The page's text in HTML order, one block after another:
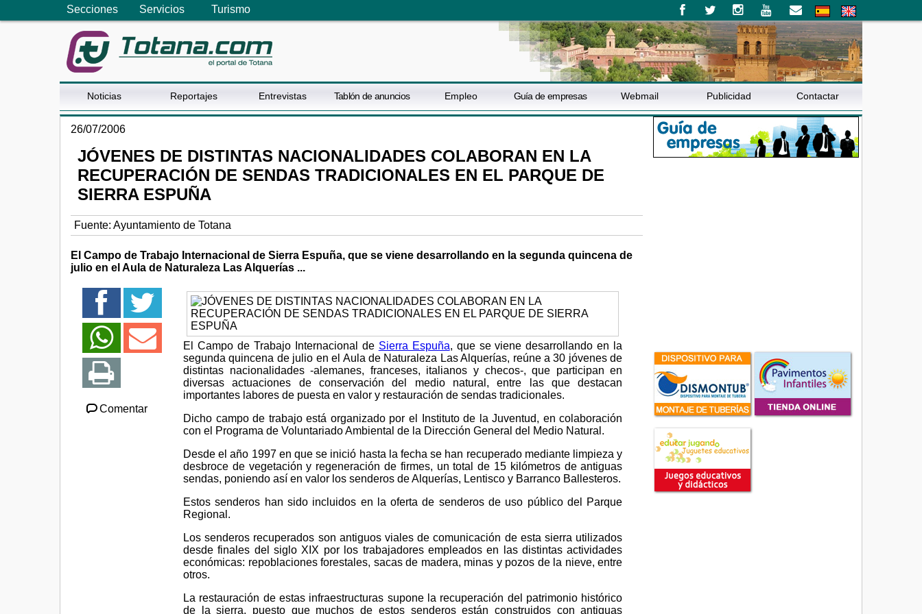
Secciones Servicios Turismo
Noticias Reportajes Entrevistas Tablón de anuncios Empleo Guía de empresas Webmail Publicidad Contactar
26/07/2006
JÓVENES DE DISTINTAS NACIONALIDADES COLABORAN EN LA
RECUPERACIÓN DE SENDAS TRADICIONALES EN EL PARQUE DE
SIERRA ESPUÑA
Fuente: Ayuntamiento de Totana
El Campo de Trabajo Internacional de Sierra Espuña, que se viene desarrollando en la segunda quincena de
julio en el Aula de Naturaleza Las Alquerías ...
Comentar
El Campo de Trabajo Internacional de Sierra Espuña, que se viene desarrollando en la
segunda quincena de julio en el Aula de Naturaleza Las Alquerías, reúne a 30 jóvenes de
distintas nacionalidades -alemanes, franceses, italianos y checos-, que participan en
diversas actuaciones de conservación del medio natural, entre las que destacan
importantes labores de puesta en valor y restauración de sendas tradicionales.
Dicho campo de trabajo está organizado por el Instituto de la Juventud, en colaboración
con el Programa de Voluntariado Ambiental de la Dirección General del Medio Natural.
Desde el año 1997 en que se inició hasta la fecha se han recuperado mediante limpieza y
desbroce de vegetación y regeneración de firmes, un total de 15 kilómetros de antiguas
sendas, poniendo así en valor los senderos de Alquerías, Lentisco y Barranco Ballesteros.
Estos senderos han sido incluidos en la oferta de senderos de uso público del Parque
Regional.
Los senderos recuperados son antiguos viales de comunicación de esta sierra utilizados
desde finales del siglo XIX por los trabajadores empleados en las distintas actividades
económicas: repoblaciones forestales, sacas de madera, minas y pozos de la nieve, entre
otros.
La restauración de estas infraestructuras supone la recuperación del patrimonio histórico
de la sierra, puesto que muchos de estos senderos están construidos con antiguas